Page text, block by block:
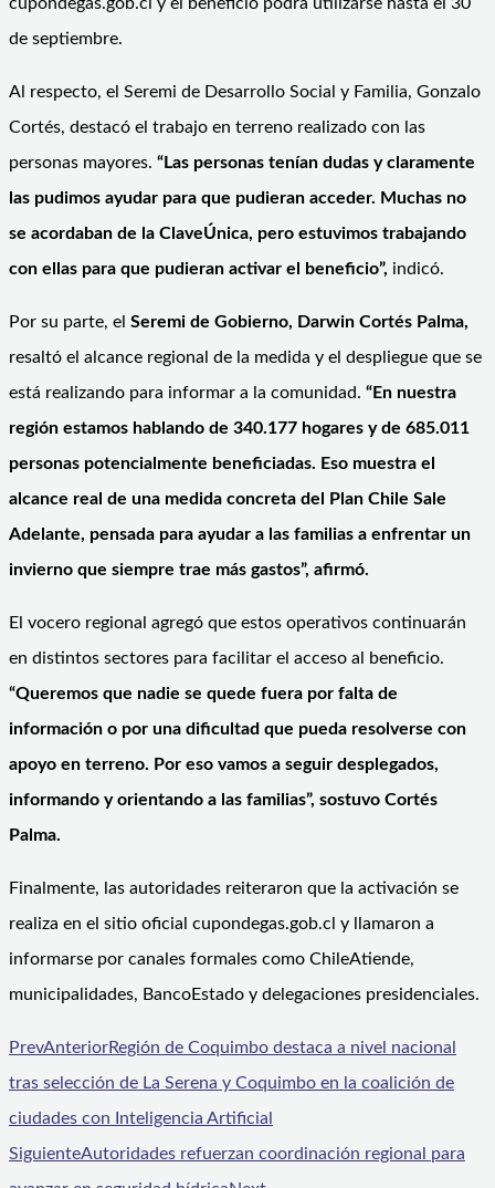
de septiembre.
Al respecto, el Seremi de Desarrollo Social y Familia, Gonzalo
Cortés, destacó el trabajo en terreno realizado con las
personas mayores. “Las personas tenían dudas y claramente
las pudimos ayudar para que pudieran acceder. Muchas no
se acordaban de la ClaveÚnica, pero estuvimos trabajando
con ellas para que pudieran activar el beneficio”, indicó.
Por su parte, el Seremi de Gobierno, Darwin Cortés Palma,
resaltó el alcance regional de la medida y el despliegue que se
está realizando para informar a la comunidad. “En nuestra
región estamos hablando de 340.177 hogares y de 685.011
personas potencialmente beneficiadas. Eso muestra el
alcance real de una medida concreta del Plan Chile Sale
Adelante, pensada para ayudar a las familias a enfrentar un
invierno que siempre trae más gastos”, afirmó.
El vocero regional agregó que estos operativos continuarán
en distintos sectores para facilitar el acceso al beneficio.
“Queremos que nadie se quede fuera por falta de
información o por una dificultad que pueda resolverse con
apoyo en terreno. Por eso vamos a seguir desplegados,
informando y orientando a las familias”, sostuvo Cortés
Palma.
Finalmente, las autoridades reiteraron que la activación se
realiza en el sitio oficial cupondegas.gob.cl y llamaron a
informarse por canales formales como ChileAtiende,
municipalidades, BancoEstado y delegaciones presidenciales.
PrevAnteriorRegión de Coquimbo destaca a nivel nacional
tras selección de La Serena y Coquimbo en la coalición de
ciudades con Inteligencia Artificial
SiguienteAutoridades refuerzan coordinación regional para